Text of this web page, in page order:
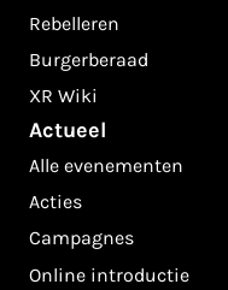
Rebelleren
Burgerberaad
XR Wiki
Actueel
Alle evenementen
Acties
Campagnes
Online introductie